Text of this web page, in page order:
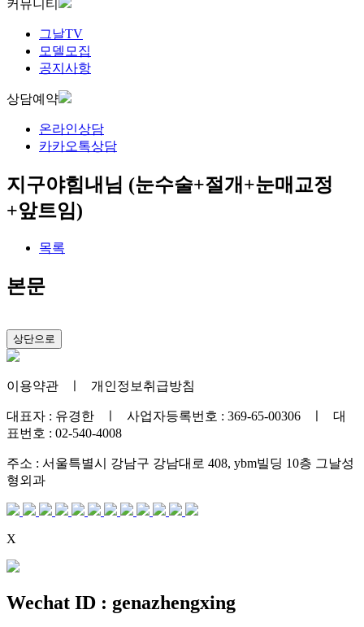
커뮤니티
그날TV
모델모집
공지사항
상담예약
온라인상담
카카오톡상담
지구야힘내님 (눈수술+절개+눈매교정
+앞트임)
목록
본문
상단으로
이용약관 개인정보취급방침
대표자 : 유경한 ㅣ 사업자등록번호 : 369-65-00306 ㅣ 대
표번호 : 02-540-4008
주소 : 서울특별시 강남구 강남대로 408, ybm빌딩 10층 그날성
형외과
X
Wechat ID : genazhengxing